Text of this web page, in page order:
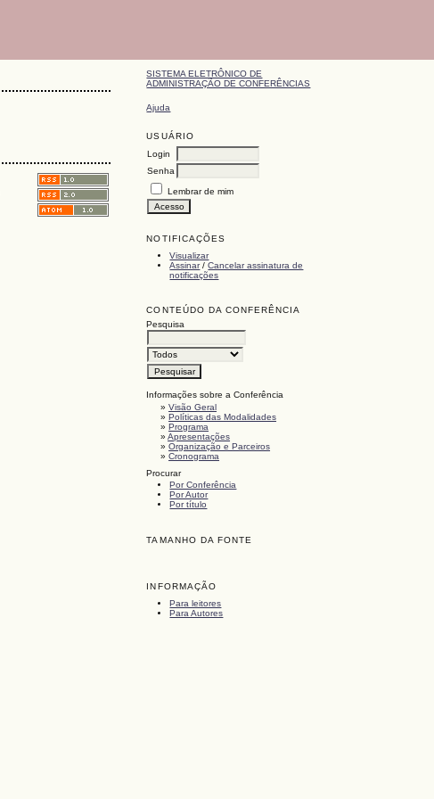
SISTEMA ELETRÔNICO DE
ADMINISTRAÇÃO DE CONFERÊNCIAS
Ajuda
USUÁRIO
Login
Senha
Lembrar de mim
NOTIFICAÇÕES
Visualizar
Assinar/Cancelar assinatura de
notificações
CONTEÚDO DA CONFERÊNCIA
Pesquisa
Informações sobre a Conferência
»Visão Geral
»Políticas das Modalidades
»Programa
»Apresentações
»Organização e Parceiros
»Cronograma
Procurar
Por Conferência
Por Autor
Por título
TAMANHO DA FONTE
INFORMAÇÃO
Para leitores
Para Autores